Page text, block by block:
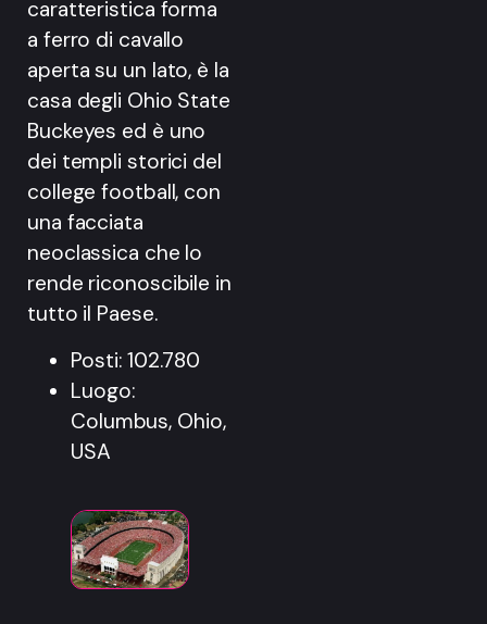
caratteristica forma
a ferro di cavallo
aperta su un lato, è la
casa degli Ohio State
Buckeyes ed è uno
dei templi storici del
college football, con
una facciata
neoclassica che lo
rende riconoscibile in
tutto il Paese.
Posti: 102.780
Luogo:
Columbus, Ohio,
USA